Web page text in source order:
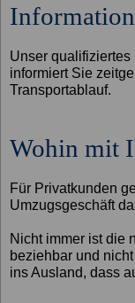
Unser
informiert Sie
Transportablauf.
Wohin mit
Für Privatkunden
Umzugsgeschäft
Nicht immer ist die
beziehbar und
ins Ausland, dass